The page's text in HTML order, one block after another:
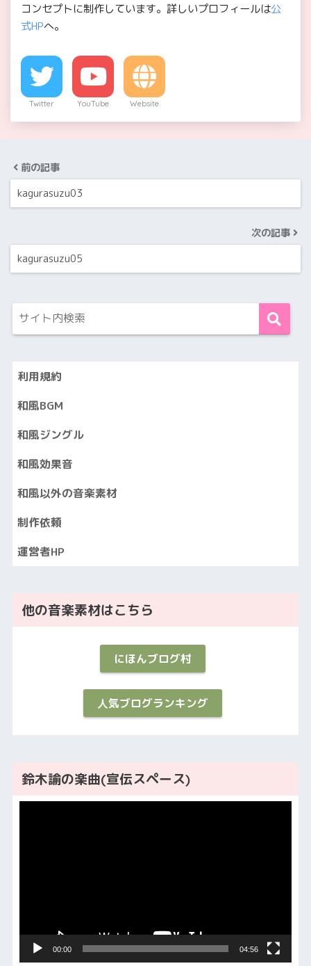
コンセプトに制作しています。詳しいプロフィールは公
式HPへ。
Twitter YouTube Website
前の記事
kagurasuzu03
次の記事
kagurasuzu05
利用規約
和風BGM
和風ジングル
和風効果音
和風以外の音楽素材
制作依頼
運営者HP
他の音楽素材はこちら
にほんブログ村
人気ブログランキング
鈴木諭の楽曲(宣伝スペース)
00:00 04:56